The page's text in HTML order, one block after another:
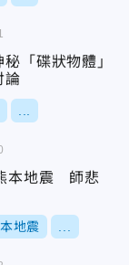
「碟狀物體」
論
本地震 師悲
地震